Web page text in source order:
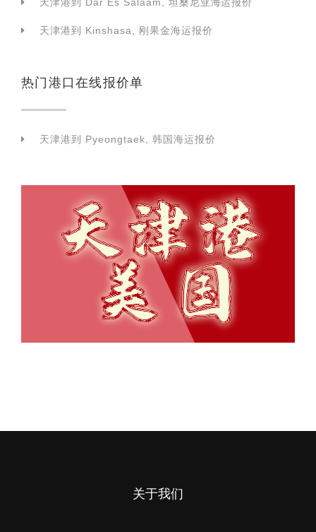
天津港到 Dar Es Salaam, 坦桑尼亚海运报价
天津港到 Kinshasa, 刚果金海运报价
热门港口在线报价单
天津港到 Pyeongtaek, 韩国海运报价
关于我们